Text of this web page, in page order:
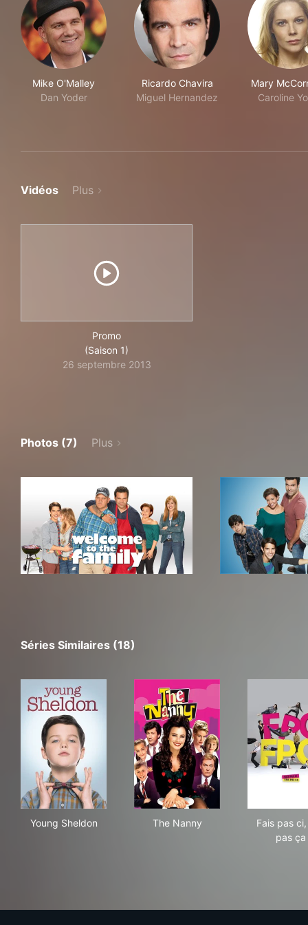
Mike O'Malley
Dan Yoder
Ricardo Chavira
Miguel Hernandez
Mary
Caroline
Vidéos Plus
Promo
(Saison 1)
26 septembre 2013
Photos (7) Plus
Séries Similaires (18)
Young Sheldon The Nanny
Fais pas
pas ça